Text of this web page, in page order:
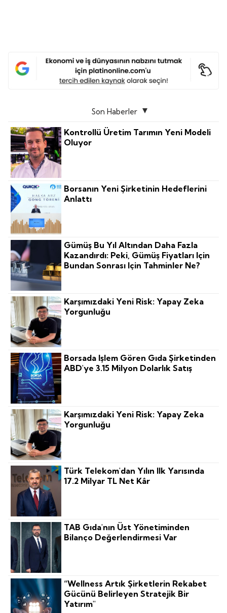
Son Haberler
Kontrollü Üretim Tarımın Yeni Modeli
Oluyor
Borsanın Yeni Şirketinin Hedeflerini
Anlattı
Gümüş Bu Yıl Altından Daha Fazla
Kazandırdı: Peki, Gümüş Fiyatları Için
Bundan Sonrası Için Tahminler Ne?
Karşımızdaki Yeni Risk: Yapay Zeka
Yorgunluğu
Borsada Işlem Gören Gıda Şirketinden
ABD'ye 3.15 Milyon Dolarlık Satış
Karşımızdaki Yeni Risk: Yapay Zeka
Yorgunluğu
Türk Telekom'dan Yılın Ilk Yarısında
17.2 Milyar TL Net Kâr
TAB Gıda'nın Üst Yönetiminden
Bilanço Değerlendirmesi Var
“Wellness Artık Şirketlerin Rekabet
Gücünü Belirleyen Stratejik Bir
Yatırım"